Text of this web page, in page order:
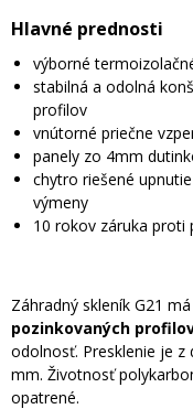
Hlavné prednosti
výborné
stabilná a odolná
profilov
vnútorné priečne
panely zo 4mm
chytro riešené
výmeny
10 rokov záruka proti
Záhradný skleník G21 má
pozinkovaných
odolnosť. Presklenie je
mm. Životnosť
opatrené.